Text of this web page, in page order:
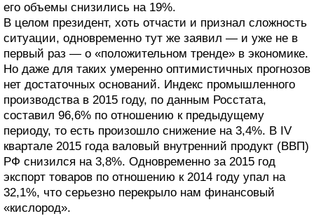
его объемы снизились на 19%.
В целом президент, хоть отчасти и признал сложность
ситуации, одновременно тут же заявил — и уже не в
первый раз — о «положительном тренде» в экономике.
Но даже для таких умеренно оптимистичных прогнозов
нет достаточных оснований. Индекс промышленного
производства в 2015 году, по данным Росстата,
составил 96,6% по отношению к предыдущему
периоду, то есть произошло снижение на 3,4%. В IV
квартале 2015 года валовый внутренний продукт (ВВП)
РФ снизился на 3,8%. Одновременно за 2015 год
экспорт товаров по отношению к 2014 году упал на
32,1%, что серьезно перекрыло нам финансовый
«кислород».